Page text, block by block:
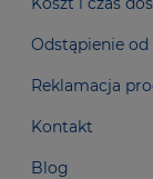
Odstąpienie
Reklamacja
Kontakt
Blog